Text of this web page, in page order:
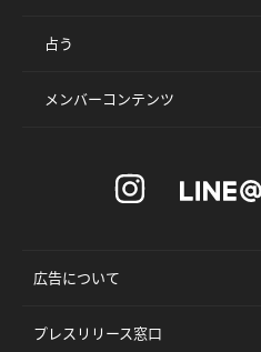
占う
メンバーコンテンツ
広告について
プレスリリース窓口